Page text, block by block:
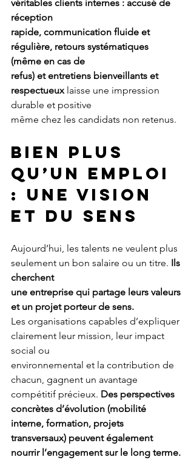
véritables clients internes : accusé de
réception
rapide, communication fluide et
régulière, retours systématiques
(même en cas de
refus) et entretiens bienveillants et
respectueux laisse une impression
durable et positive
même chez les candidats non retenus.
BIEN PLUS
QU’UN EMPLOI
: UNE VISION
ET DU SENS
Aujourd’hui, les talents ne veulent plus
seulement un bon salaire ou un titre. Ils
cherchent
une entreprise qui partage leurs valeurs
et un projet porteur de sens.
Les organisations capables d’expliquer
clairement leur mission, leur impact
social ou
environnemental et la contribution de
chacun, gagnent un avantage
compétitif précieux. Des perspectives
concrètes d’évolution (mobilité
interne, formation, projets
transversaux) peuvent également
nourrir l’engagement sur le long terme.